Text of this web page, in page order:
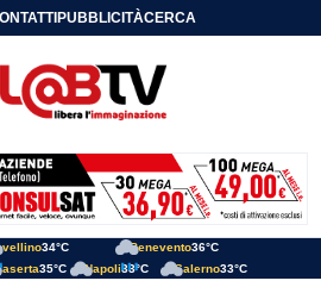
PUBBLICITÀCERCA
34°C Benevento36°C
35°C Napoli33°C Salerno33°C